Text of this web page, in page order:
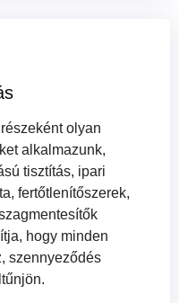
olyan
alkalmazunk,
tisztítás, ipari
fertőtlenítőszerek,
hogy minden
szennyeződés